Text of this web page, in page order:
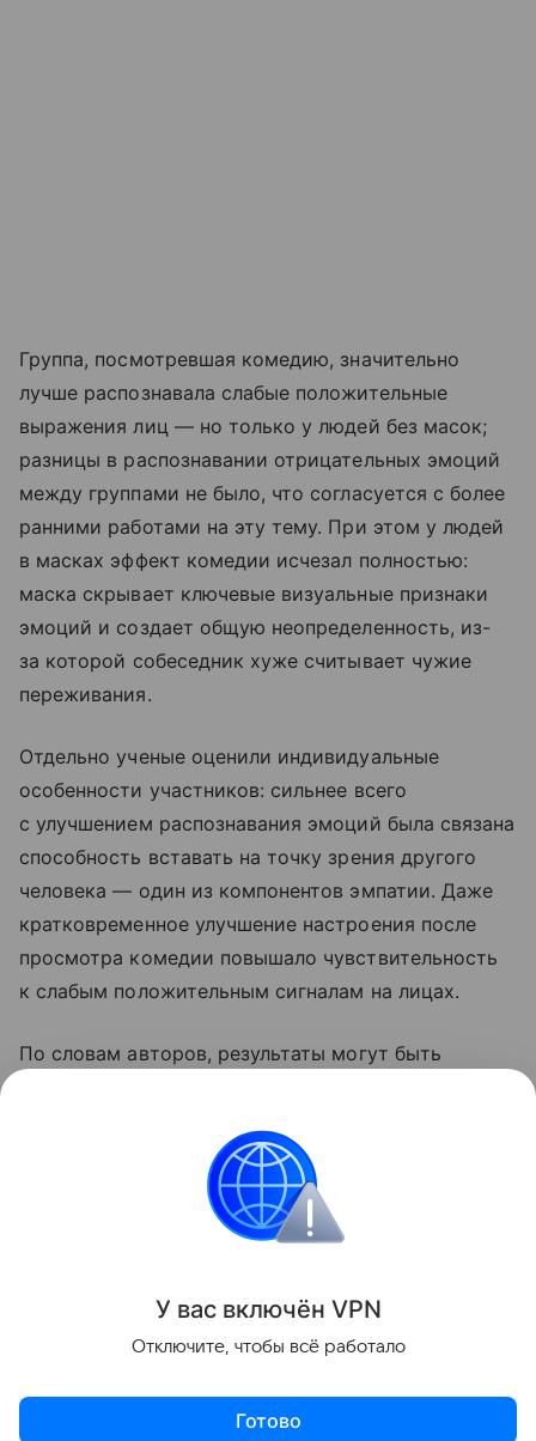
Группа, посмотревшая комедию, значительно
лучше распознавала слабые положительные
выражения лиц — но только у людей без масок;
разницы в распознавании отрицательных эмоций
между группами не было, что согласуется с более
ранними работами на эту тему. При этом у людей
в масках эффект комедии исчезал полностью:
маска скрывает ключевые визуальные признаки
эмоций и создает общую неопределенность, из-
за которой собеседник хуже считывает чужие
переживания.
Отдельно ученые оценили индивидуальные
особенности участников: сильнее всего
с улучшением распознавания эмоций была связана
способность вставать на точку зрения другого
человека — один из компонентов эмпатии. Даже
кратковременное улучшение настроения после
просмотра комедии повышало чувствительность
к слабым положительным сигналам на лицах.
По словам авторов, результаты могут быть
важно точно считывать состояние собеседника.
Поделиться
У вас включён VPN
Отключите, чтобы всё работало
Готово